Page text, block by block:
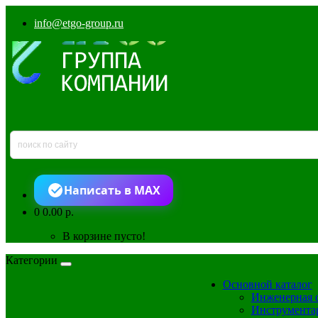
info@etgo-group.ru
Написать в MAX
00.00 р.
В корзине пусто!
Категории
Основной каталог
Инженерная